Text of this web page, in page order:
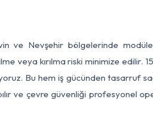
ve Nevşehir bölgelerinde
veya kırılma riski minimize edilir.
Bu hem iş gücünden tasarruf
ve çevre güvenliği profesyonel